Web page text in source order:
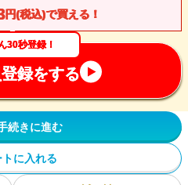
円(税込)で買える！
30秒登録！
録をする
続きに進む
トに入れる